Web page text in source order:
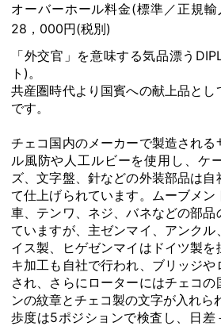
オーバーホール料金(標準／正規
28，000円(税別)
「外交官」を意味する気品漂う
ト)。
共産圏時代より国賓への献上品と
です。
チェコ国内のメーカーで製造される
ル風防や人工ルビーを使用し、ケ
ズ、文字盤、針などの外装部品は自
て仕上げられています。ムーブメ
車、テンワ、ネジ、バネなどの部品
ていますが、主ゼンマイ、アンクル
イス製、ヒゲゼンマイはドイツ製を
キ加工も自社で行われ、ブリッジ
され、さらにローターにはチェコ
ンの紋章とチェコ製の文字が入れら
歩度は5ポジションで検査し、日